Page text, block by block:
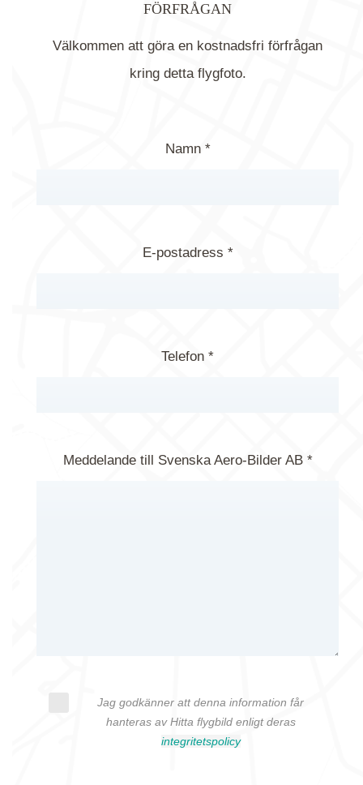
FÖRFRÅGAN
Välkommen att göra en kostnadsfri förfrågan
kring detta flygfoto.
Namn *
E-postadress *
Telefon *
Meddelande till Svenska Aero-Bilder AB *
Jag godkänner att denna information får
hanteras av Hitta flygbild enligt deras
integritetspolicy